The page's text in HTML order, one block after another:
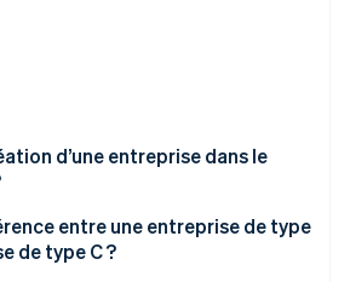
évolutions
App Marketplace
d’une entreprise dans le
entre une entreprise de type
de type C ?